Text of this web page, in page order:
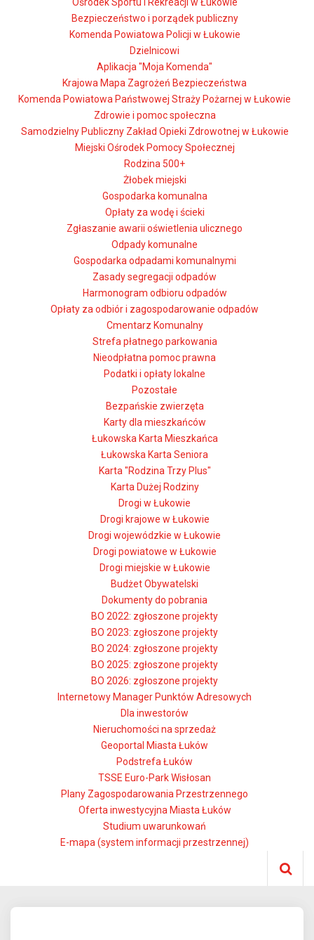
Bezpieczeństwo i porządek publiczny
Komenda Powiatowa Policji w Łukowie
Dzielnicowi
Aplikacja "Moja Komenda"
Krajowa Mapa Zagrożeń Bezpieczeństwa
Komenda Powiatowa Państwowej Straży Pożarnej w Łukowie
Zdrowie i pomoc społeczna
Samodzielny Publiczny Zakład Opieki Zdrowotnej w Łukowie
Miejski Ośrodek Pomocy Społecznej
Rodzina 500+
Żłobek miejski
Gospodarka komunalna
Opłaty za wodę i ścieki
Zgłaszanie awarii oświetlenia ulicznego
Odpady komunalne
Gospodarka odpadami komunalnymi
Zasady segregacji odpadów
Harmonogram odbioru odpadów
Opłaty za odbiór i zagospodarowanie odpadów
Cmentarz Komunalny
Strefa płatnego parkowania
Nieodpłatna pomoc prawna
Podatki i opłaty lokalne
Pozostałe
Bezpańskie zwierzęta
Karty dla mieszkańców
Łukowska Karta Mieszkańca
Łukowska Karta Seniora
Karta "Rodzina Trzy Plus"
Karta Dużej Rodziny
Drogi w Łukowie
Drogi krajowe w Łukowie
Drogi wojewódzkie w Łukowie
Drogi powiatowe w Łukowie
Drogi miejskie w Łukowie
Budżet Obywatelski
Dokumenty do pobrania
BO 2022: zgłoszone projekty
BO 2023: zgłoszone projekty
BO 2024: zgłoszone projekty
BO 2025: zgłoszone projekty
BO 2026: zgłoszone projekty
Internetowy Manager Punktów Adresowych
Dla inwestorów
Nieruchomości na sprzedaż
Geoportal Miasta Łuków
Podstrefa Łuków
TSSE Euro-Park Wisłosan
Plany Zagospodarowania Przestrzennego
Oferta inwestycyjna Miasta Łuków
Studium uwarunkowań
E-mapa (system informacji przestrzennej)